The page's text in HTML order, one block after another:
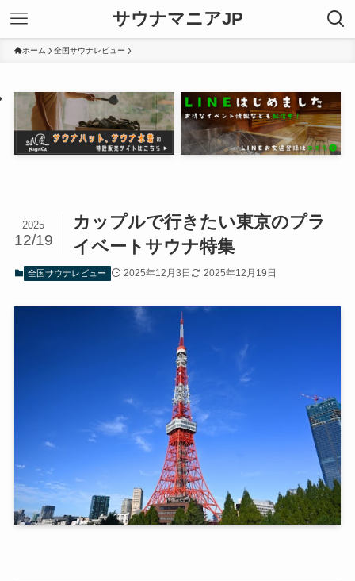
サウナマニアJP
ホーム 全国サウナレビュー
カップルで行きたい東京のプラ
イベートサウナ特集
2025
12/19
全国サウナレビュー 2025年12月3日 2025年12月19日